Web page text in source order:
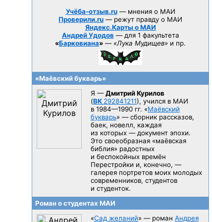
Учёба-отзыв.ru— мнения о МАИ
Проверили.ru — режут правду о МАИ
Яндекс.Карты о МАИ
Андрей Удодов — для 1 факультета
«Барковиана» — «Лука Мудищев» и пр.
«Маёвский букварь»
Я —Дмитрий Курилов
(ВК 292841211), учился в МАИ
в 1984—1990 гг. «Маёвский
букварь» — сборник рассказов,
баек, новелл, каждая
из которых — документ эпохи.
Это своеобразная «маёвская
библия» радостных
и беспокойных времён
Перестройки и, конечно, —
галерея портретов моих молодых
современников, студентов
и студенток.
Роман о студентах МАИ
«Сад желаний» — роман Андрея